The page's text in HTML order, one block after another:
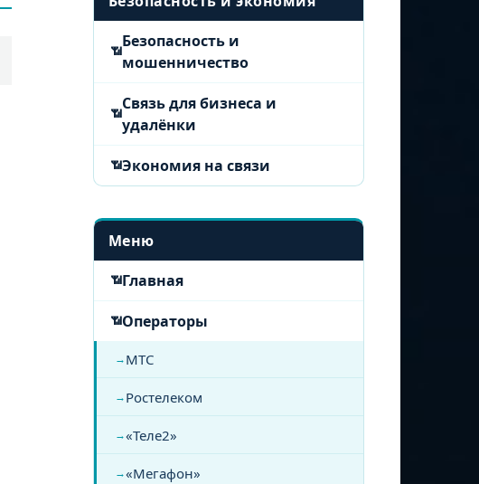
Безопасность и
мошенничество
Связь для бизнеса и
удалёнки
Экономия на связи
Меню
Главная
Операторы
МТС
Ростелеком
«Теле2»
«Мегафон»